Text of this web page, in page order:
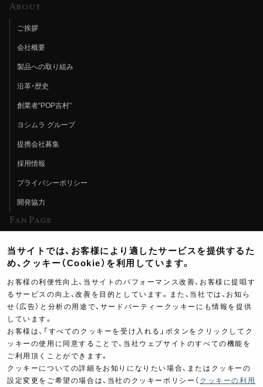
About
ご挨拶
会社概要
製品への取り組み
沿革・歴史
創業者“POP吉村”
ヨシムラ グループ
提携会社募集
採用情報
プライバシーポリシー
開発協力
Fan Page
ヨシムラTV
イベント情報
イベントスケジュール
ツーリングブレイクタイム
製品ポスター
当サイトでは、お客様により適したサービスを提供するた
め、クッキー（Cookie）を利用しています。
お客様の利便性向上、当サイトのパフォーマンス改善、お客様に提唱す
るサービスの向上、改善を目的としています。また、当社では、お知ら
せ（広告）と分析の用途で、サードパーティークッキーにも情報を提供
しています。
お客様は、「すべてのクッキーを受け入れる」ボタンをクリックしてク
ッキーの使用に同意することで、当社ウェブサイトのすべての機能を
ご利用頂くことができます。
クッキーについての詳細をお知りになりたい場合、またはクッキーの
設定変更をご希望の場合は、当社のクッキーポリシー（ クッキーの利用